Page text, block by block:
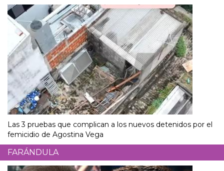
Las 3 pruebas que complican a los nuevos detenidos por el
femicidio de Agostina Vega
FARÁNDULA